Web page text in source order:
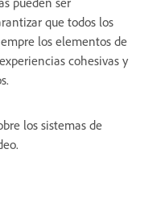
que todos los
los elementos de
cohesivas y
los sistemas de